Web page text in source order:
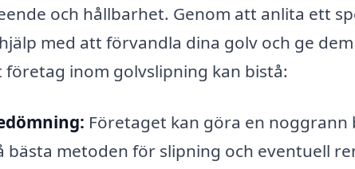
och hållbarhet. Genom att anlita ett
med att förvandla dina golv och ge
inom golvslipning kan bistå:
Företaget kan göra en
bästa metoden för slipning och eventuell